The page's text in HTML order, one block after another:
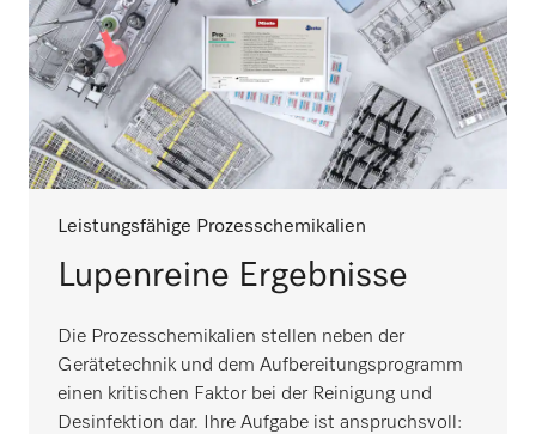
Leistungsfähige Prozesschemikalien
Lupenreine Ergebnisse
Die Prozesschemikalien stellen neben der
Gerätetechnik und dem Aufbereitungsprogramm
einen kritischen Faktor bei der Reinigung und
Desinfektion dar. Ihre Aufgabe ist anspruchsvoll: